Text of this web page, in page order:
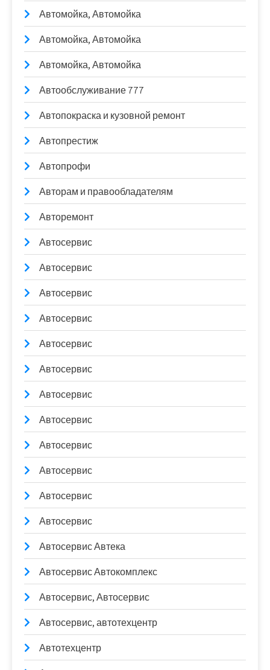
Автомойка, Автомойка
Автомойка, Автомойка
Автомойка, Автомойка
Автообслуживание 777
Автопокраска и кузовной ремонт
Автопрестиж
Автопрофи
Авторам и правообладателям
Авторемонт
Автосервис
Автосервис
Автосервис
Автосервис
Автосервис
Автосервис
Автосервис
Автосервис
Автосервис
Автосервис
Автосервис
Автосервис
Автосервис Автека
Автосервис Автокомплекс
Автосервис, Автосервис
Автосервис, автотехцентр
Автотехцентр